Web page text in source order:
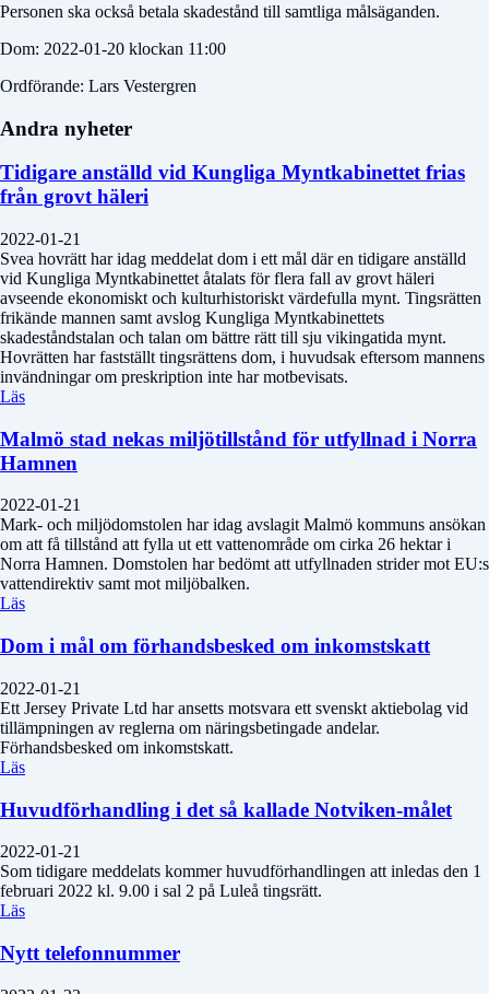
Personen ska också betala skadestånd till samtliga målsäganden.
Dom: 2022-01-20 klockan 11:00
Ordförande: Lars Vestergren
Andra nyheter
Tidigare anställd vid Kungliga Myntkabinettet frias
från grovt häleri
2022-01-21
Svea hovrätt har idag meddelat dom i ett mål där en tidigare anställd
vid Kungliga Myntkabinettet åtalats för flera fall av grovt häleri
avseende ekonomiskt och kulturhistoriskt värdefulla mynt. Tingsrätten
frikände mannen samt avslog Kungliga Myntkabinettets
skadeståndstalan och talan om bättre rätt till sju vikingatida mynt.
Hovrätten har fastställt tingsrättens dom, i huvudsak eftersom mannens
invändningar om preskription inte har motbevisats.
Läs
Malmö stad nekas miljötillstånd för utfyllnad i Norra
Hamnen
2022-01-21
Mark- och miljödomstolen har idag avslagit Malmö kommuns ansökan
om att få tillstånd att fylla ut ett vattenområde om cirka 26 hektar i
Norra Hamnen. Domstolen har bedömt att utfyllnaden strider mot EU:s
vattendirektiv samt mot miljöbalken.
Läs
Dom i mål om förhandsbesked om inkomstskatt
2022-01-21
Ett Jersey Private Ltd har ansetts motsvara ett svenskt aktiebolag vid
tillämpningen av reglerna om näringsbetingade andelar.
Förhandsbesked om inkomstskatt.
Läs
Huvudförhandling i det så kallade Notviken-målet
2022-01-21
Som tidigare meddelats kommer huvudförhandlingen att inledas den 1
februari 2022 kl. 9.00 i sal 2 på Luleå tingsrätt.
Läs
Nytt telefonnummer